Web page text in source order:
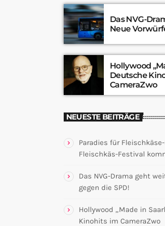
Das NVG-
Neue
Hollywood
Deutsche
CameraZwo
NEUESTE BEITRÄGE
Paradies für
Fleischkäs-Festival
Das NVG-Drama geht
gegen die SPD!
Hollywood „Made in
Kinohits im CameraZwo